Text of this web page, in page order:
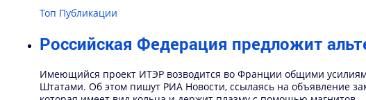
Топ Публикации
Российская Федерация предложит
Имеющийся проект ИТЭР возводится во Франции общими
Штатами. Об этом пишут РИА Новости, ссылаясь на объявление